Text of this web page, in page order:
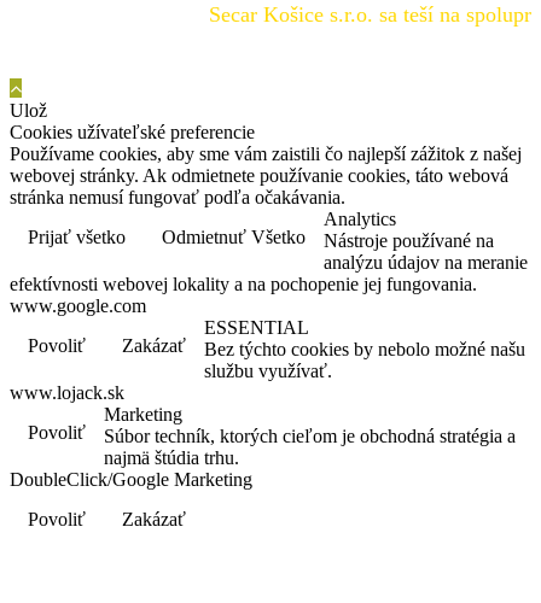
Secar Košice s.r.o. sa teší na
Ulož
Cookies užívateľské preferencie
Používame cookies, aby sme vám zaistili čo najlepší zážitok z našej
webovej stránky. Ak odmietnete používanie cookies, táto webová
stránka nemusí fungovať podľa očakávania.
Prijať všetko
Odmietnuť Všetko
Analytics
Nástroje používané na
analýzu údajov na meranie
efektívnosti webovej lokality a na pochopenie jej fungovania.
www.google.com
Povoliť
Zakázať
ESSENTIAL
Bez týchto cookies by nebolo možné našu
službu využívať.
www.lojack.sk
Povoliť
Marketing
Súbor techník, ktorých cieľom je obchodná stratégia a
najmä štúdia trhu.
DoubleClick/Google Marketing
Povoliť
Zakázať